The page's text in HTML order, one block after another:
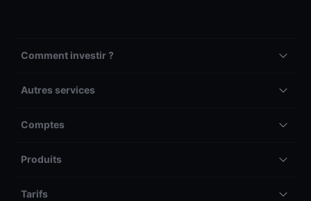
Comment investir ?
Autres services
Comptes
Produits
Tarifs